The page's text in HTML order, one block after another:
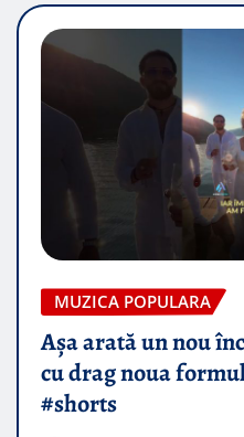
MUZICA POPULARA
Așa arată un nou
cu drag noua
#shorts